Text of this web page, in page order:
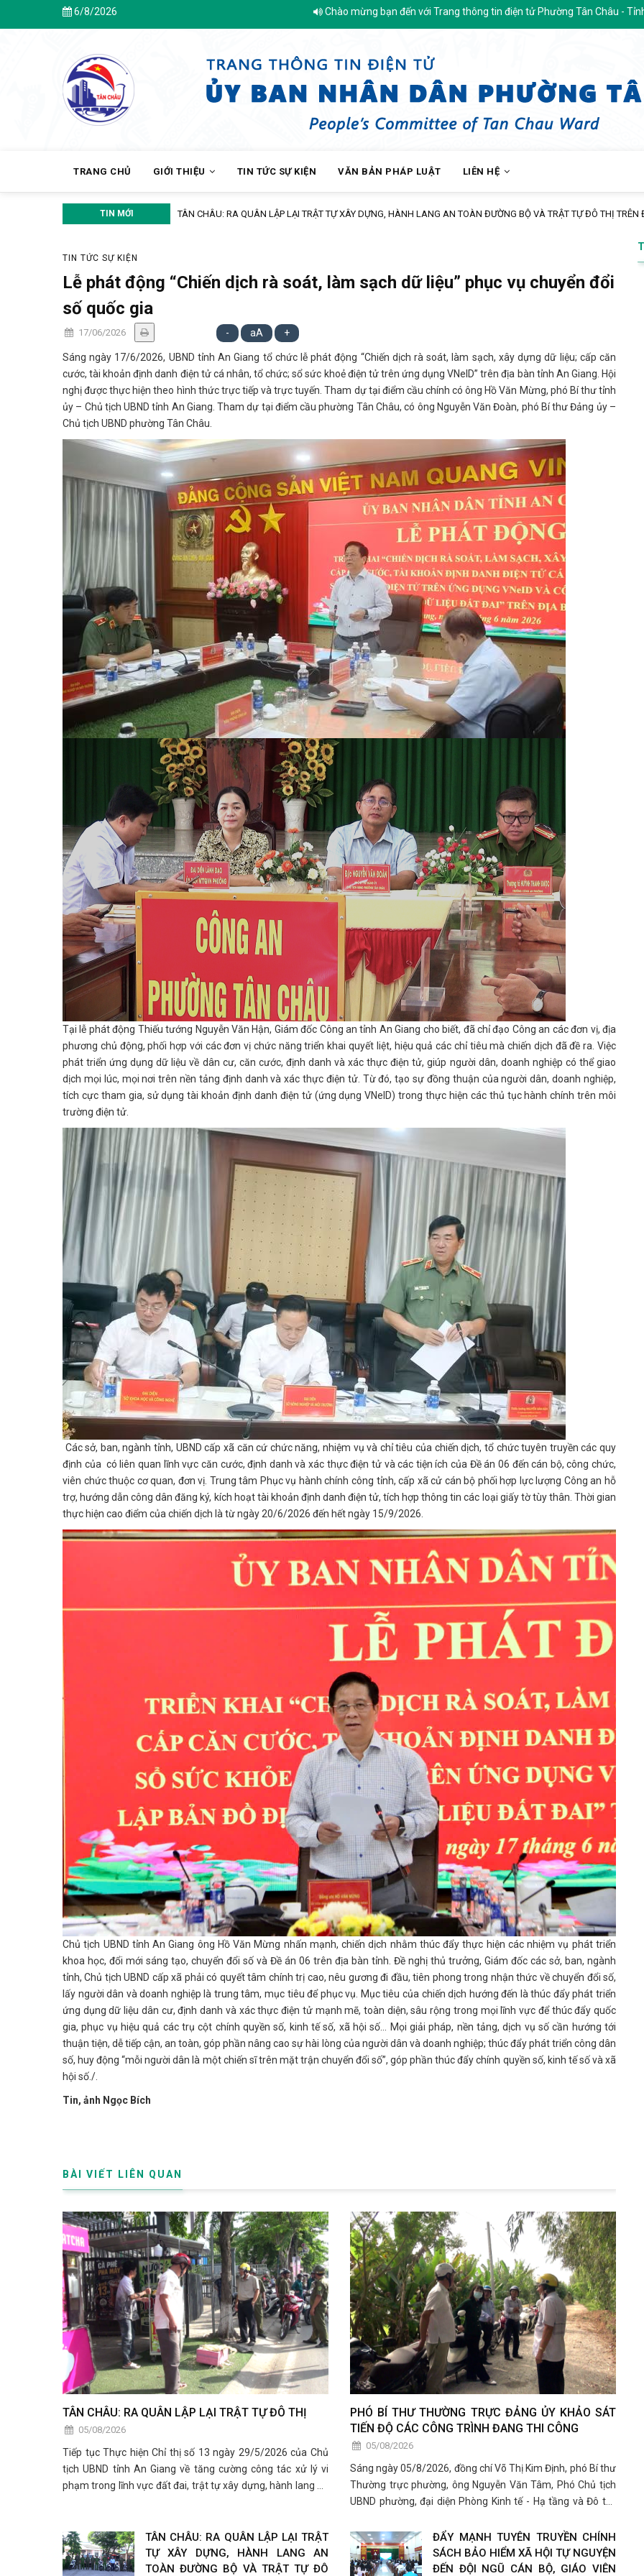
6/8/2026 Chào mừng bạn đến với Trang thông tin điện tử Phường Tân Châu - Tỉnh An Giang
NAVIGATION
TRANG CHỦ GIỚI THIỆU TIN TỨC SỰ KIỆN VĂN BẢN PHÁP LUẬT LIÊN HỆ
TIN MỚI ĐẨY MẠNH TUYÊN TRUYỀN CHÍNH SÁCH BẢO HIỂM XÃ HỘI TỰ NGUYỆN ĐẾN ĐỘI NGŨ CÁN BỘ, GIÁO VIÊN
TIN TỨC SỰ KIỆN
Lễ phát động “Chiến dịch rà soát, làm sạch dữ liệu” phục vụ chuyển đổi
số quốc gia
17/06/2026 - aA +
Sáng ngày 17/6/2026, UBND tỉnh An Giang tổ chức lễ phát động “Chiến dịch rà soát, làm sạch, xây dựng dữ liệu; cấp căn
cước, tài khoản định danh điện tử cá nhân, tổ chức; sổ sức khoẻ điện tử trên ứng dụng VNeID” trên địa bàn tỉnh An Giang. Hội
nghị được thực hiện theo hình thức trực tiếp và trực tuyến. Tham dự tại điểm cầu chính có ông Hồ Văn Mừng, phó Bí thư tỉnh
ủy – Chủ tịch UBND tỉnh An Giang. Tham dự tại điểm cầu phường Tân Châu, có ông Nguyễn Văn Đoàn, phó Bí thư Đảng ủy –
Chủ tịch UBND phường Tân Châu.
Tại lễ phát động Thiếu tướng Nguyễn Văn Hận, Giám đốc Công an tỉnh An Giang cho biết, đã chỉ đạo Công an các đơn vị, địa
phương chủ động, phối hợp với các đơn vị chức năng triển khai quyết liệt, hiệu quả các chỉ tiêu mà chiến dịch đã đề ra. Việc
phát triển ứng dụng dữ liệu về dân cư, căn cước, định danh và xác thực điện tử, giúp người dân, doanh nghiệp có thể giao
dịch mọi lúc, mọi nơi trên nền tảng định danh và xác thực điện tử. Từ đó, tạo sự đồng thuận của người dân, doanh nghiệp,
tích cực tham gia, sử dụng tài khoản định danh điện tử (ứng dụng VNeID) trong thực hiện các thủ tục hành chính trên môi
trường điện tử.
Các sở, ban, ngành tỉnh, UBND cấp xã căn cứ chức năng, nhiệm vụ và chỉ tiêu của chiến dịch, tổ chức tuyên truyền các quy
định của có liên quan lĩnh vực căn cước, định danh và xác thực điện tử và các tiện ích của Đề án 06 đến cán bộ, công chức,
viên chức thuộc cơ quan, đơn vị. Trung tâm Phục vụ hành chính công tỉnh, cấp xã cử cán bộ phối hợp lực lượng Công an hỗ
trợ, hướng dẫn công dân đăng ký, kích hoạt tài khoản định danh điện tử, tích hợp thông tin các loại giấy tờ tùy thân. Thời gian
thực hiện cao điểm của chiến dịch là từ ngày 20/6/2026 đến hết ngày 15/9/2026.
Chủ tịch UBND tỉnh An Giang ông Hồ Văn Mừng nhấn mạnh, chiến dịch nhằm thúc đẩy thực hiện các nhiệm vụ phát triển
khoa học, đổi mới sáng tạo, chuyển đổi số và Đề án 06 trên địa bàn tỉnh. Đề nghị thủ trưởng, Giám đốc các sở, ban, ngành
tỉnh, Chủ tịch UBND cấp xã phải có quyết tâm chính trị cao, nêu gương đi đầu, tiên phong trong nhận thức về chuyển đổi số,
lấy người dân và doanh nghiệp là trung tâm, mục tiêu để phục vụ. Mục tiêu của chiến dịch hướng đến là thúc đẩy phát triển
ứng dụng dữ liệu dân cư, định danh và xác thực điện tử mạnh mẽ, toàn diện, sâu rộng trong mọi lĩnh vực để thúc đẩy quốc
gia, phục vụ hiệu quả các trụ cột chính quyền số, kinh tế số, xã hội số… Mọi giải pháp, nền tảng, dịch vụ số cần hướng tới
thuận tiện, dễ tiếp cận, an toàn, góp phần nâng cao sự hài lòng của người dân và doanh nghiệp; thúc đẩy phát triển công dân
số, huy động “mỗi người dân là một chiến sĩ trên mặt trận chuyển đổi số”, góp phần thúc đẩy chính quyền số, kinh tế số và xã
hội số./.
Tin, ảnh Ngọc Bích
BÀI VIẾT LIÊN QUAN
TÂN CHÂU: RA QUÂN LẬP LẠI TRẬT TỰ ĐÔ THỊ
05/08/2026
Tiếp tục Thực hiện Chỉ thị số 13 ngày 29/5/2026 của Chủ
tịch UBND tỉnh An Giang về tăng cường công tác xử lý vi
phạm trong lĩnh vực đất đai, trật tự xây dựng, hành lang an
PHÓ BÍ THƯ THƯỜNG TRỰC ĐẢNG ỦY KHẢO SÁT
TIẾN ĐỘ CÁC CÔNG TRÌNH ĐANG THI CÔNG
05/08/2026
Sáng ngày 05/8/2026, đồng chí Võ Thị Kim Định, phó Bí thư
Thường trực phường, ông Nguyễn Văn Tâm, Phó Chủ tịch
UBND phường, đại diện Phòng Kinh tế - Hạ tầng và Đô thị,
có buổi khảo sát thực tế các công trình đang
TÂN CHÂU: RA QUÂN LẬP LẠI TRẬT
TỰ XÂY DỰNG, HÀNH LANG AN
TOÀN ĐƯỜNG BỘ VÀ TRẬT TỰ ĐÔ
ĐẨY MẠNH TUYÊN TRUYỀN CHÍNH
SÁCH BẢO HIỂM XÃ HỘI TỰ NGUYỆN
ĐẾN ĐỘI NGŨ CÁN BỘ, GIÁO VIÊN